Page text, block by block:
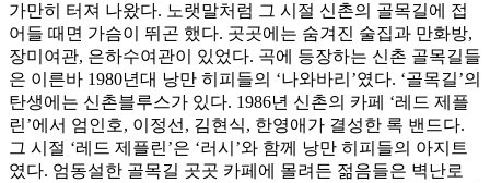
가만히 터져 나왔다. 노랫말처럼 그 시절 신촌의 골목길에 접
어들 때면 가슴이 뛰곤 했다. 곳곳에는 숨겨진 술집과 만화방,
장미여관, 은하수여관이 있었다. 곡에 등장하는 신촌 골목길들
은 이른바 1980년대 낭만 히피들의 ‘나와바리’였다. ‘골목길’의
탄생에는 신촌블루스가 있다. 1986년 신촌의 카페 ‘레드 제플
린’에서 엄인호, 이정선, 김현식, 한영애가 결성한 록 밴드다.
그 시절 ‘레드 제플린’은 ‘러시’와 함께 낭만 히피들의 아지트
였다. 엄동설한 골목길 곳곳 카페에 몰려든 젊음들은 벽난로